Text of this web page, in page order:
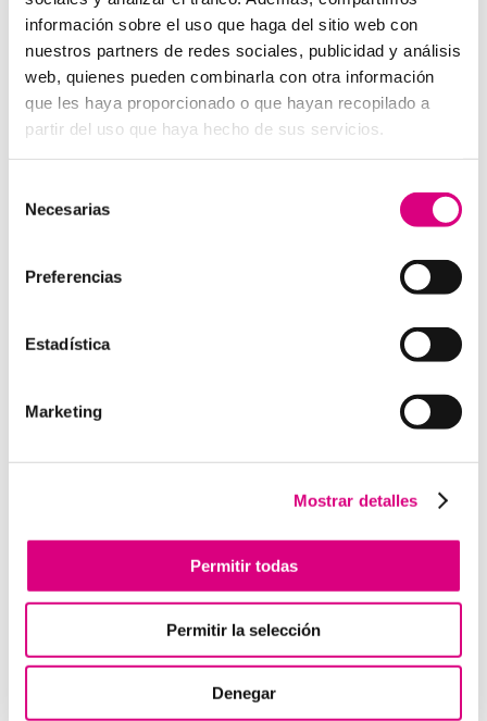
información sobre el uso que haga del sitio web con
nuestros partners de redes sociales, publicidad y análisis
web, quienes pueden combinarla con otra información
que les haya proporcionado o que hayan recopilado a
partir del uso que haya hecho de sus servicios.
Necesarias
Preferencias
Estadística
Marketing
Mostrar detalles
Permitir todas
Permitir la selección
Denegar
Audio en alta definición (HD).
Reducción activa de ruido.
Botones de emergencia o comunicación directa.
Posibilidad de conexión con fibra óptica o redes
simplificar el cableado.
Beneficios de implementar
interfonos IP en tus
Seguridad operativa:
permite actuar rápidamente
Mejora de la eficiencia:
facilita la coordinación en
inspección.
diseñados para durar en
Invertir en un buen sistema de intercomunicación es
tan importante como asegurar una buena red eléctrica.
interfonos IP para aerogeneradores
pieza clave en la gestión moderna de parques eólicos.